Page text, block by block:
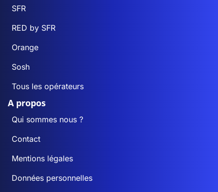
SFR
RED by SFR
Orange
Sosh
Tous les opérateurs
A propos
Qui sommes nous ?
Contact
Mentions légales
Données personnelles